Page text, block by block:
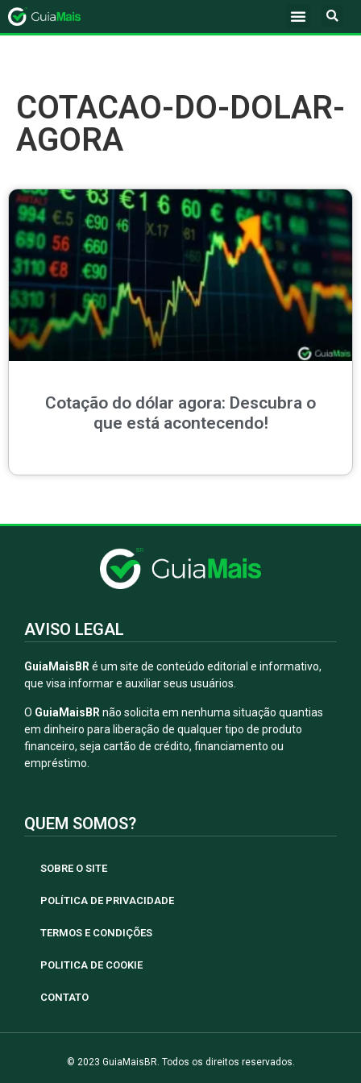
COTACAO-DO-DOLAR-
AGORA
Cotação do dólar agora: Descubra o
que está acontecendo!
AVISO LEGAL
GuiaMaisBR é um site de conteúdo editorial e informativo,
que visa informar e auxiliar seus usuários.
O GuiaMaisBR não solicita em nenhuma situação quantias
em dinheiro para liberação de qualquer tipo de produto
financeiro, seja cartão de crédito, financiamento ou
empréstimo.
QUEM SOMOS?
SOBRE O SITE
POLÍTICA DE PRIVACIDADE
TERMOS E CONDIÇÕES
POLITICA DE COOKIE
CONTATO
© 2023 GuiaMaisBR. Todos os direitos reservados.